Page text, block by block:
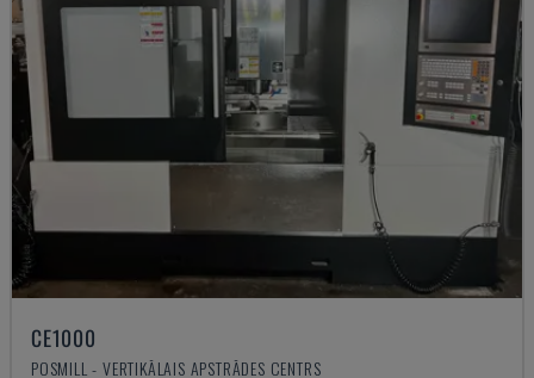
CE1000
POSMILL - VERTIKĀLAIS APSTRĀDES CENTRS